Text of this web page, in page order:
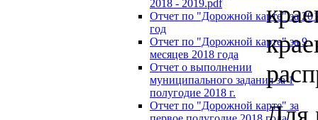
2018 - 2019.pdf
Отчет по "Дорожной карте" за
год
Отчет по "Дорожной карте" за 9
месяцев 2018 года
Отчет о выполнении
муниципального задания за 1
полугодие 2018 г.
Отчет по "Дорожной карте" за